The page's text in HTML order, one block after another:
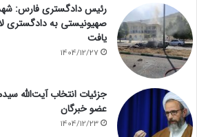
رئیس دادگستری فارس:
یافت
1404/12/27
جزئیات انتخاب آیت‌الله
عضو خبرگان
1404/12/23